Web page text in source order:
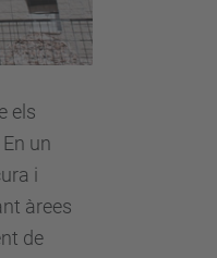
els
un
i
àrees
de